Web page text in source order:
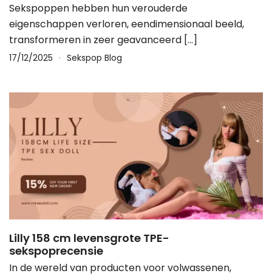
Sekspoppen hebben hun verouderde
eigenschappen verloren, eendimensionaal beeld,
transformeren in zeer geavanceerd […]
17/12/2025 Sekspop Blog
Lilly 158 cm levensgrote TPE-
sekspoprecensie
In de wereld van producten voor volwassenen,